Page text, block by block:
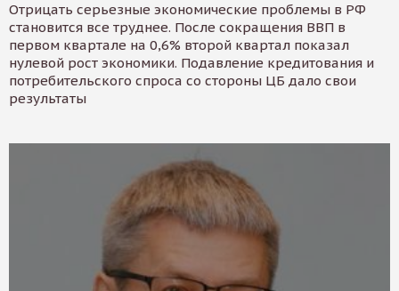
Отрицать серьезные экономические проблемы в РФ
становится все труднее. После сокращения ВВП в
первом квартале на 0,6% второй квартал показал
нулевой рост экономики. Подавление кредитования и
потребительского спроса со стороны ЦБ дало свои
результаты